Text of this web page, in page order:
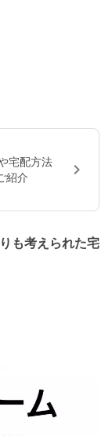
宅配方法
紹介
も考えられた宅